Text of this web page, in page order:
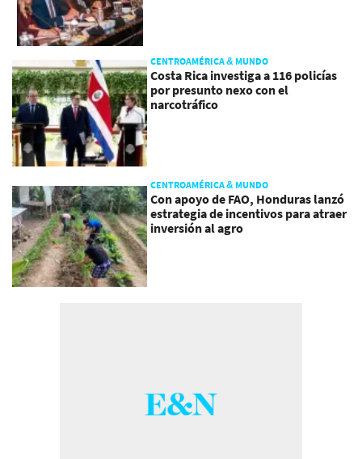
CENTROAMÉRICA & MUNDO
Costa Rica investiga a 116 policías
por presunto nexo con el
narcotráfico
CENTROAMÉRICA & MUNDO
Con apoyo de FAO, Honduras lanzó
estrategia de incentivos para atraer
inversión al agro